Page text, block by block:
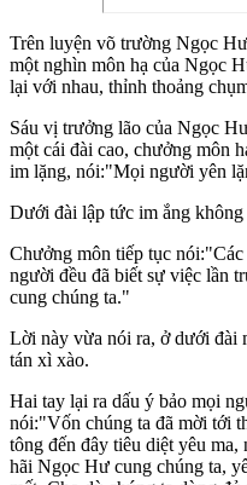
Trên luyện võ trường Ngọc
một nghìn môn hạ của Ngọc
lại với nhau, thỉnh thoảng
Sáu vị trưởng lão của Ngọc
một cái đài cao, chưởng môn
im lặng, nói:"Mọi người yên
Dưới đài lập tức im ắng không
Chưởng môn tiếp tục
người đều đã biết sự việc lần
cung chúng ta."
Lời này vừa nói ra, ở dưới đài
tán xì xào.
Hai tay lại ra dấu ý bảo mọi
nói:"Vốn chúng ta đã mời tới
tông đến đây tiêu diệt yêu
hãi Ngọc Hư cung chúng ta,